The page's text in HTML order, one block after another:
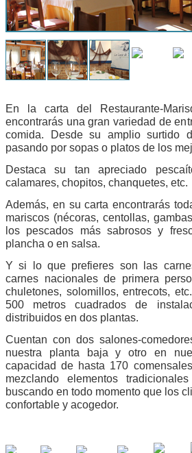
En la carta del Restaurante-
encontrarás una gran variedad de
comida. Desde su amplio surtido
pasando por sopas o platos de los
Destaca su tan apreciado
calamares, chopitos, chanquetes, etc.
Además, en su carta encontrarás
mariscos (nécoras, centollas,
los pescados más sabrosos y
plancha o en salsa.
Y si lo que prefieres son las
carnes nacionales de primera
chuletones, solomillos, entrecots,
500 metros cuadrados de
distribuidos en dos plantas.
Cuentan con dos salones-
nuestra planta baja y otro en
capacidad de hasta 170
mezclando elementos
buscando en todo momento que los
confortable y acogedor.